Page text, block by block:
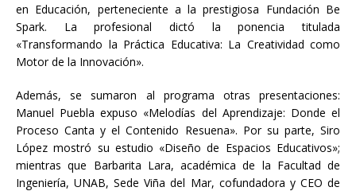
en Educación, perteneciente a la prestigiosa Fundación Be
Spark. La profesional dictó la ponencia titulada
«Transformando la Práctica Educativa: La Creatividad como
Motor de la Innovación».
Además, se sumaron al programa otras presentaciones:
Manuel Puebla expuso «Melodías del Aprendizaje: Donde el
Proceso Canta y el Contenido Resuena». Por su parte, Siro
López mostró su estudio «Diseño de Espacios Educativos»;
mientras que Barbarita Lara, académica de la Facultad de
Ingeniería, UNAB, Sede Viña del Mar, cofundadora y CEO de